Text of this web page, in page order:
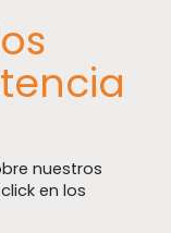
nuestros
en los